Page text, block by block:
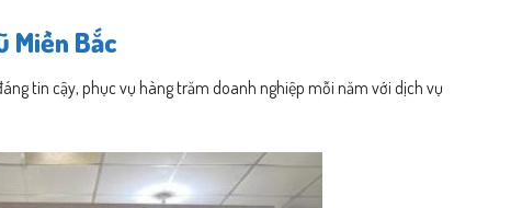
Miền Bắc
tin cậy, phục vụ hàng trăm doanh nghiệp mỗi năm với dịch vụ